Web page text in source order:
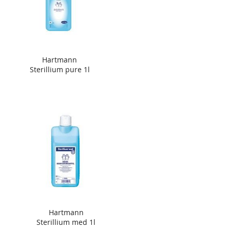
Hartmann
Sterillium pure 1l
Hartmann
Sterillium med 1l